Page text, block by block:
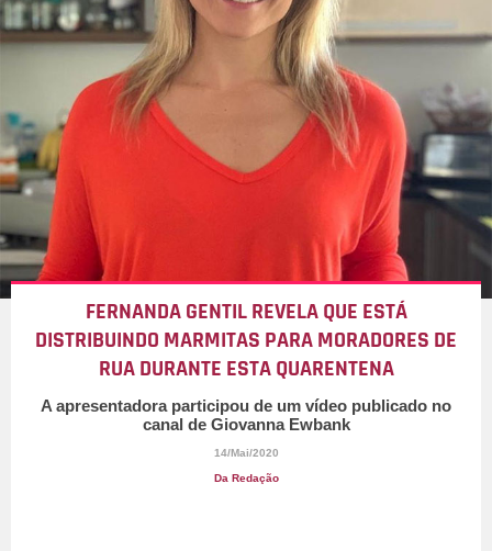
FERNANDA GENTIL REVELA QUE ESTÁ
DISTRIBUINDO MARMITAS PARA MORADORES DE
RUA DURANTE ESTA QUARENTENA
A apresentadora participou de um vídeo publicado no
canal de Giovanna Ewbank
14/Mai/2020
Da Redação